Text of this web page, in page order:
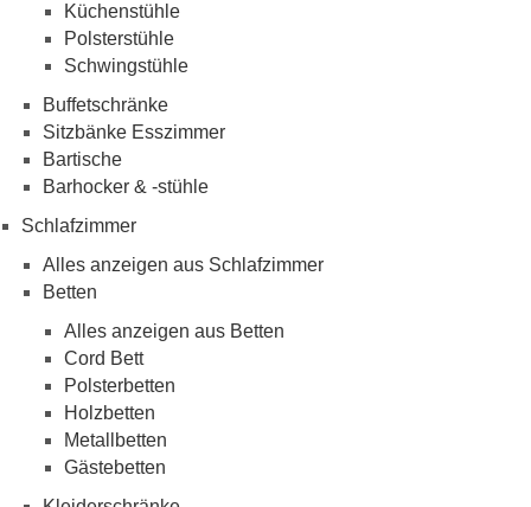
Küchenstühle
Polsterstühle
Schwingstühle
Buffetschränke
Sitzbänke Esszimmer
Bartische
Barhocker & -stühle
Schlafzimmer
Alles anzeigen aus Schlafzimmer
Betten
Alles anzeigen aus Betten
Cord Bett
Polsterbetten
Holzbetten
Metallbetten
Gästebetten